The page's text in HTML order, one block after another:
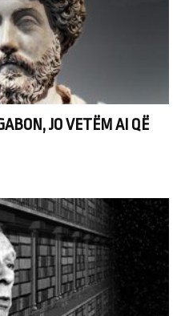
JO VETËM AI QË